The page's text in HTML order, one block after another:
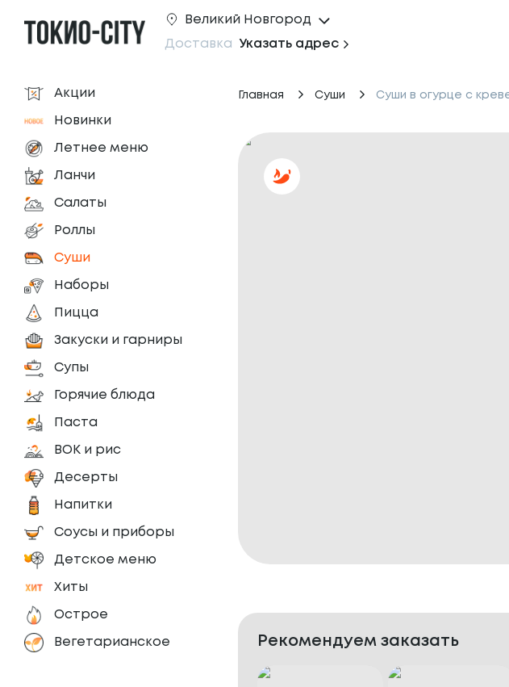
Великий Новгород
Доставка Указать адрес
Акции
Новинки
Летнее меню
Ланчи
Салаты
Роллы
Суши
Наборы
Пицца
Закуски и гарниры
Супы
Горячие блюда
Паста
ВОК и рис
Десерты
Напитки
Соусы и приборы
Детское меню
Хиты
Острое
Вегетарианское
Главная Суши Суши в огурце с
Рекомендуем заказать